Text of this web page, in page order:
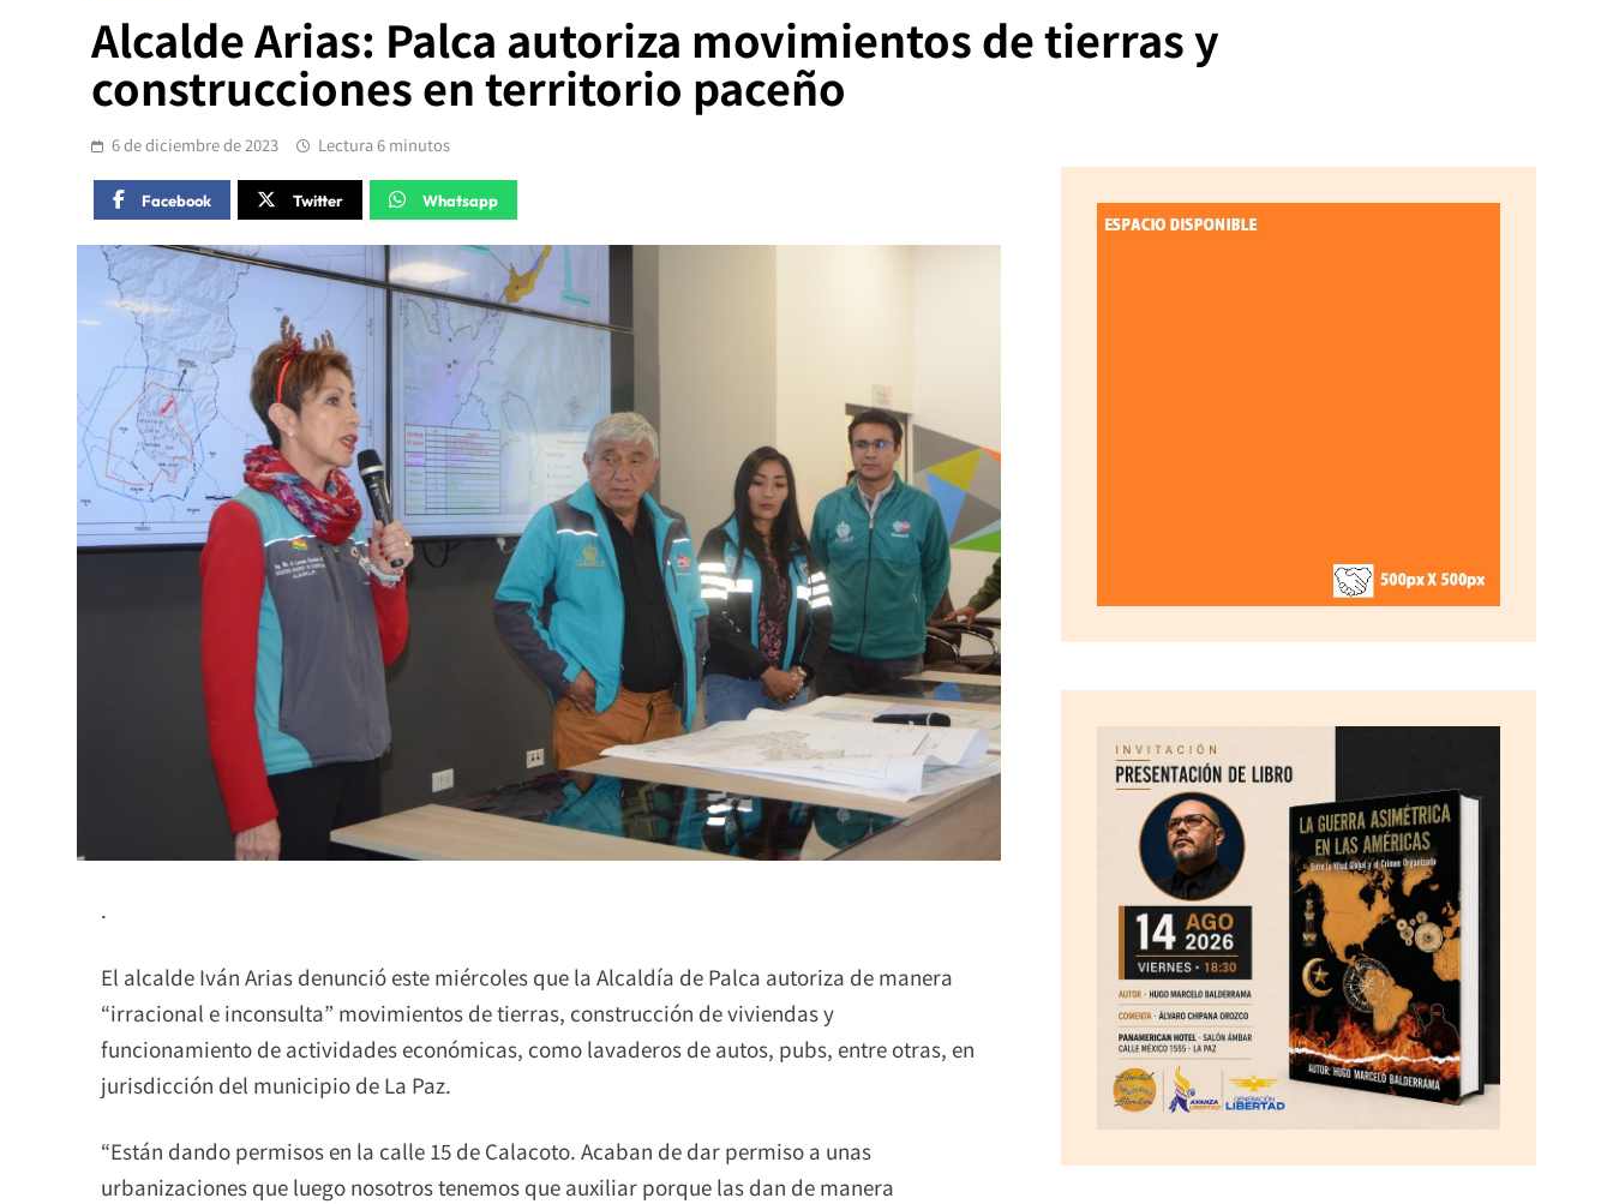
Alcalde Arias: Palca autoriza movimientos de tierras y
construcciones en territorio paceño
6 de diciembre de 2023 Lectura 6 minutos
Facebook Twitter Whatsapp
.
El alcalde Iván Arias denunció este miércoles que la Alcaldía de Palca autoriza de manera
“irracional e inconsulta” movimientos de tierras, construcción de viviendas y
funcionamiento de actividades económicas, como lavaderos de autos, pubs, entre otras, en
jurisdicción del municipio de La Paz.
“Están dando permisos en la calle 15 de Calacoto. Acaban de dar permiso a unas
urbanizaciones que luego nosotros tenemos que auxiliar porque las dan de manera